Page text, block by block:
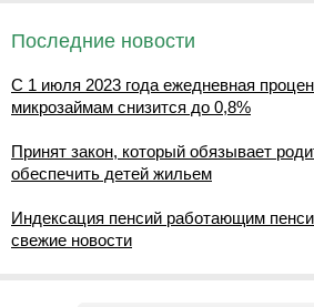
Последние новости
С 1 июля 2023 года ежедневная
микрозаймам снизится до 0,8%
Принят закон, который обязывает
обеспечить детей жильем
Индексация пенсий работающим
свежие новости